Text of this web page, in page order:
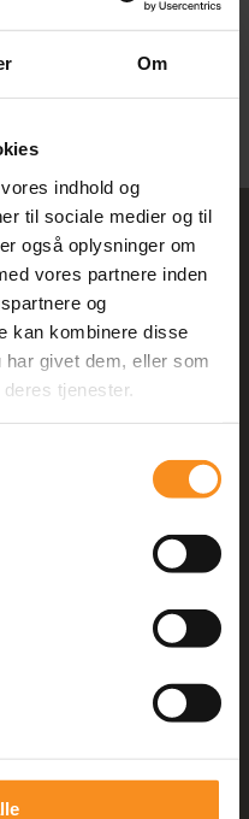
Om
indhold og
til sociale medier og til
også oplysninger om
vores partnere inden
og
kan kombinere disse
givet dem, eller som
tjenester.
af